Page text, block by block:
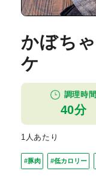
かぼち
ケ
調理時間
40分
1人あたり
#豚肉 #低カロリー